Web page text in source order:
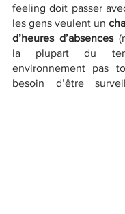
feeling doit passer
les gens veulent un
d’heures d’absences
la plupart du
environnement pas
besoin d’être